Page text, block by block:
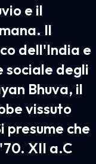
e il
Il
dell'India e
sociale degli
Bhuva, il
vissuto
che
XII a.C